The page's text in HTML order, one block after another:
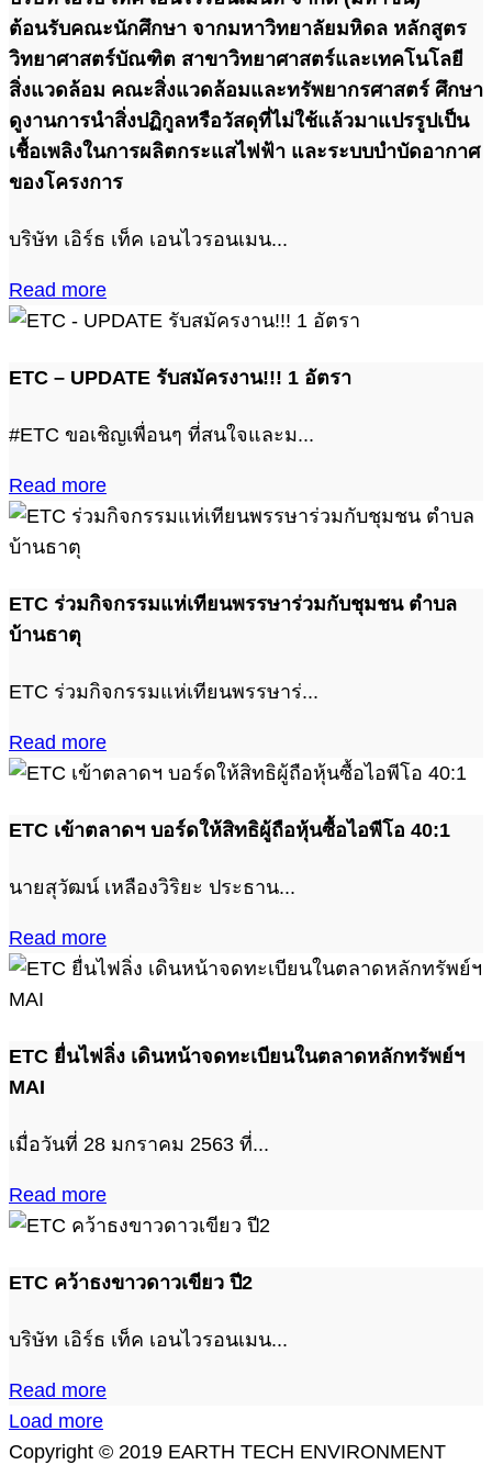
ต้อนรับคณะนักศึกษา จากมหาวิทยาลัยมหิดล หลักสูตร
วิทยาศาสตร์บัณฑิต สาขาวิทยาศาสตร์และเทคโนโลยี
สิ่งแวดล้อม คณะสิ่งแวดล้อมและทรัพยากรศาสตร์ ศึกษา
ดูงานการนำสิ่งปฏิกูลหรือวัสดุที่ไม่ใช้แล้วมาแปรรูปเป็น
เชื้อเพลิงในการผลิตกระแสไฟฟ้า และระบบบำบัดอากาศ
ของโครงการ
บริษัท เอิร์ธ เท็ค เอนไวรอนเมน...
Read more
ETC – UPDATE รับสมัครงาน!!! 1 อัตรา
#ETC ขอเชิญเพื่อนๆ ที่สนใจและม...
Read more
ETC ร่วมกิจกรรมแห่เทียนพรรษาร่วมกับชุมชน ตำบล
บ้านธาตุ
ETC ร่วมกิจกรรมแห่เทียนพรรษาร่...
Read more
ETC เข้าตลาดฯ บอร์ดให้สิทธิผู้ถือหุ้นซื้อไอพีโอ 40:1
นายสุวัฒน์ เหลืองวิริยะ ประธาน...
Read more
ETC ยื่นไฟลิ่ง เดินหน้าจดทะเบียนในตลาดหลักทรัพย์ฯ
MAI
เมื่อวันที่ 28 มกราคม 2563 ที่...
Read more
ETC คว้าธงขาวดาวเขียว ปี2
บริษัท เอิร์ธ เท็ค เอนไวรอนเมน...
Read more
Load more
Copyright © 2019 EARTH TECH ENVIRONMENT